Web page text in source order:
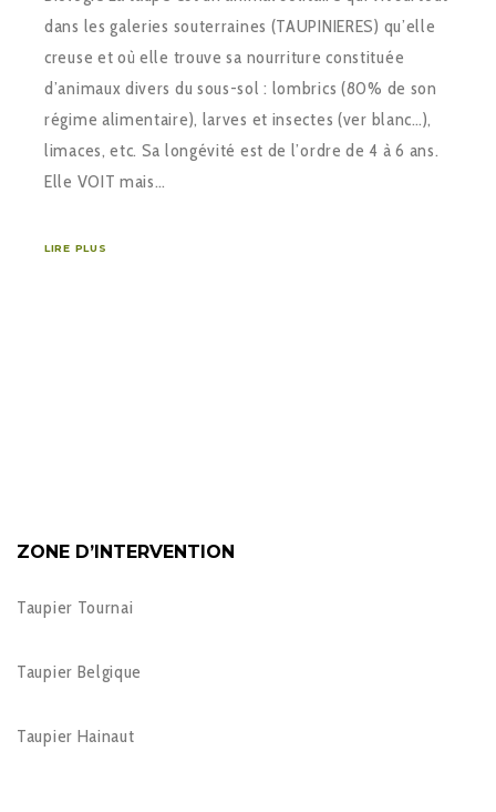
dans les galeries souterraines (TAUPINIERES) qu’elle
creuse et où elle trouve sa nourriture constituée
d’animaux divers du sous-sol : lombrics (80% de son
régime alimentaire), larves et insectes (ver blanc…),
limaces, etc. Sa longévité est de l’ordre de 4 à 6 ans.
Elle VOIT mais…
LIRE PLUS
ZONE D’INTERVENTION
Taupier Tournai
Taupier Belgique
Taupier Hainaut